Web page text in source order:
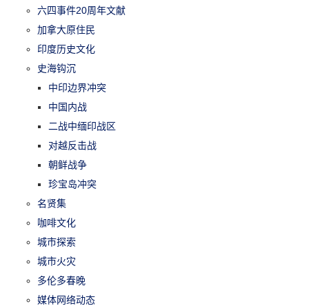
六四事件20周年文献
加拿大原住民
印度历史文化
史海钩沉
中印边界冲突
中国内战
二战中缅印战区
对越反击战
朝鲜战争
珍宝岛冲突
名贤集
咖啡文化
城市探索
城市火灾
多伦多春晚
媒体网络动态